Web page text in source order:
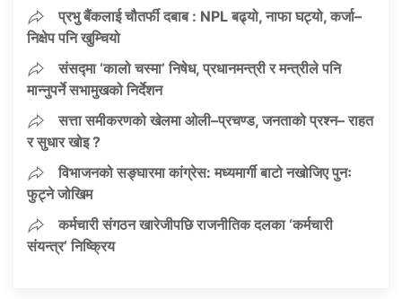
प्रभु बैंकलाई चौतर्फी दबाब : NPL बढ्यो, नाफा घट्यो, कर्जा–
निक्षेप पनि खुम्चियो
संसद्मा ‘कालो चस्मा’ निषेध, प्रधानमन्त्री र मन्त्रीले पनि
मान्नुपर्ने सभामुखको निर्देशन
सत्ता समीकरणको खेलमा ओली–प्रचण्ड, जनताको प्रश्न– राहत
र सुधार खोइ ?
विभाजनको सङ्घारमा कांग्रेस: मध्यमार्गी बाटो नखोजिए पुनः
फुट्ने जोखिम
कर्मचारी संगठन खारेजीपछि राजनीतिक दलका ‘कर्मचारी
संयन्त्र’ निष्क्रिय